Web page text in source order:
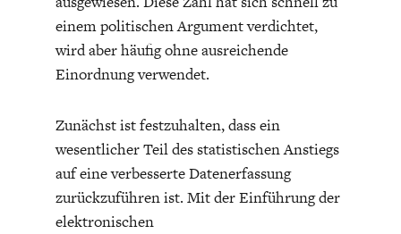
einem politischen Argument verdichtet,
wird aber häufig ohne ausreichende
Einordnung verwendet.
Zunächst ist festzuhalten, dass ein
wesentlicher Teil des statistischen Anstiegs
auf eine verbesserte Datenerfassung
zurückzuführen ist. Mit der Einführung der
elektronischen